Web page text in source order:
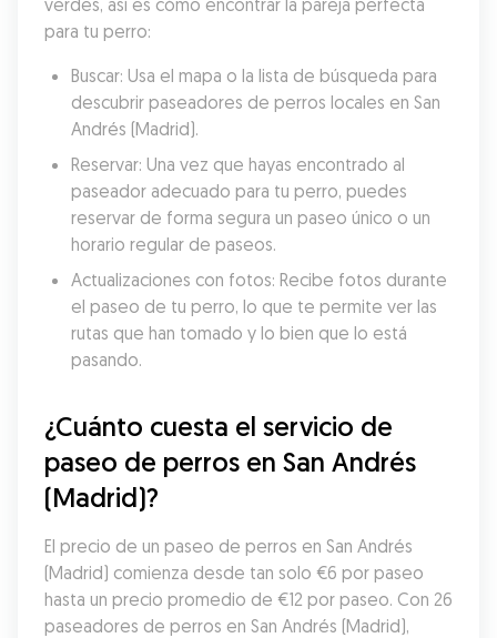
verdes, así es cómo encontrar la pareja perfecta
para tu perro:
Buscar: Usa el mapa o la lista de búsqueda para
descubrir paseadores de perros locales en San
Andrés (Madrid).
Reservar: Una vez que hayas encontrado al
paseador adecuado para tu perro, puedes
reservar de forma segura un paseo único o un
horario regular de paseos.
Actualizaciones con fotos: Recibe fotos durante
el paseo de tu perro, lo que te permite ver las
rutas que han tomado y lo bien que lo está
pasando.
¿Cuánto cuesta el servicio de
paseo de perros en San Andrés
(Madrid)?
El precio de un paseo de perros en San Andrés
(Madrid) comienza desde tan solo €6 por paseo
hasta un precio promedio de €12 por paseo. Con 26
paseadores de perros en San Andrés (Madrid),